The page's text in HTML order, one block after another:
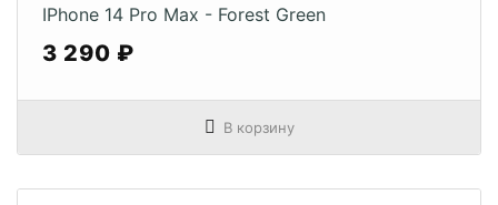
IPhone 14 Pro Max - Forest Green
3 290 ₽
В корзину